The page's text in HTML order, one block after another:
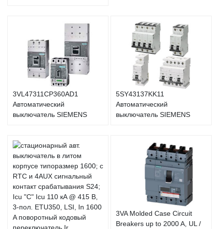
3VL47311CP360AD1
Автоматический
выключатель SIEMENS
5SY43137KK11
Автоматический
выключатель SIEMENS
3VA Molded Case Circuit
Breakers up to 2000 A, UL /